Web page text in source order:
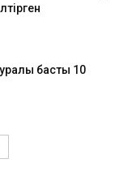
басты 10